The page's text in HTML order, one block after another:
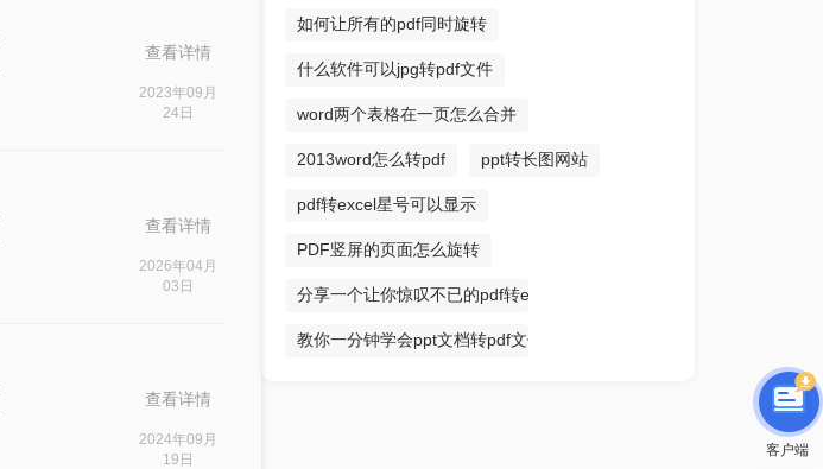
查看详情
2023年09月
24日
查看详情
2026年04月
03日
查看详情
2024年09月
19日
如何让所有的pdf同时旋转
什么软件可以jpg转pdf文件
word两个表格在一页怎么合并
2013word怎么转pdf ppt转长图网站
pdf转excel星号可以显示
PDF竖屏的页面怎么旋转
分享一个让你惊叹不已的pdf转excel方法
教你一分钟学会ppt文档转pdf文件
客户端